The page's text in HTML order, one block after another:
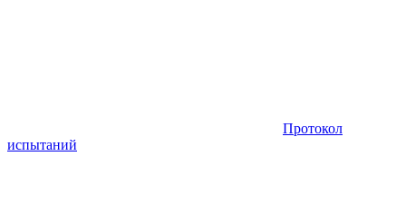
Протокол
испытаний